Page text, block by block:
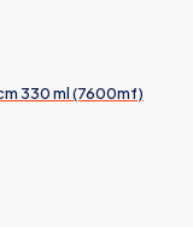
330 ml (7600mf)